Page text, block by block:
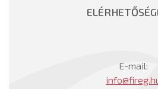
E-mail: